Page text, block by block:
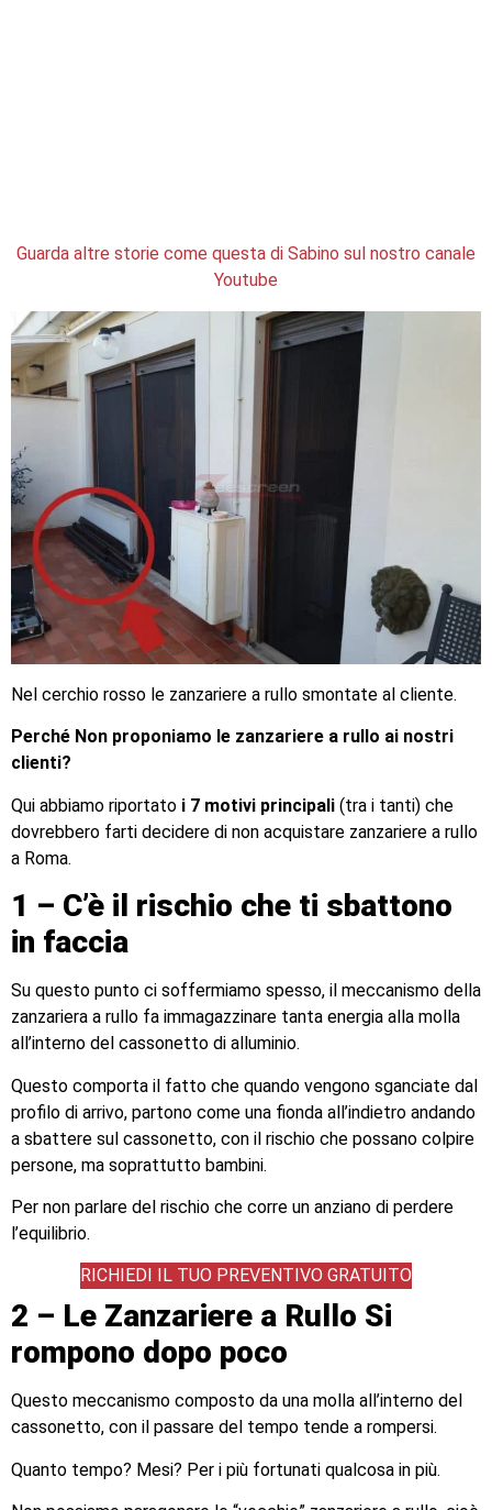
Guarda altre storie come questa di Sabino sul nostro canale
Youtube
Nel cerchio rosso le zanzariere a rullo smontate al cliente.
Perché Non proponiamo le zanzariere a rullo ai nostri
clienti?
Qui abbiamo riportato i 7 motivi principali (tra i tanti) che
dovrebbero farti decidere di non acquistare zanzariere a rullo
a Roma.
1 – C’è il rischio che ti sbattono
in faccia
Su questo punto ci soffermiamo spesso, il meccanismo della
zanzariera a rullo fa immagazzinare tanta energia alla molla
all’interno del cassonetto di alluminio.
Questo comporta il fatto che quando vengono sganciate dal
profilo di arrivo, partono come una fionda all’indietro andando
a sbattere sul cassonetto, con il rischio che possano colpire
persone, ma soprattutto bambini.
Per non parlare del rischio che corre un anziano di perdere
l’equilibrio.
RICHIEDI IL TUO PREVENTIVO GRATUITO
2 – Le Zanzariere a Rullo Si
rompono dopo poco
Questo meccanismo composto da una molla all’interno del
cassonetto, con il passare del tempo tende a rompersi.
Quanto tempo? Mesi? Per i più fortunati qualcosa in più.